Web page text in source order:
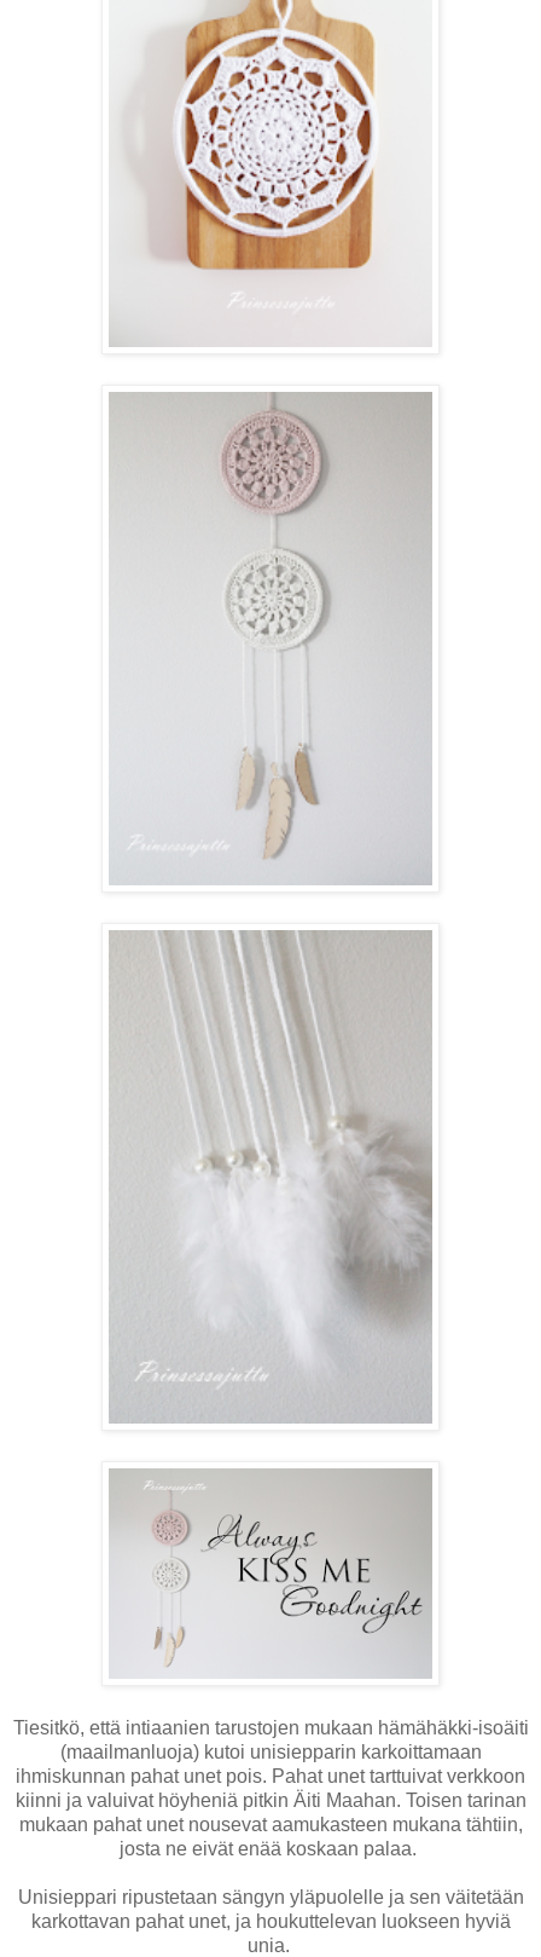
Tiesitkö, että intiaanien tarustojen mukaan hämähäkki-isoäiti
(maailmanluoja) kutoi unisiepparin karkoittamaan
ihmiskunnan pahat unet pois. Pahat unet tarttuivat verkkoon
kiinni ja valuivat höyheniä pitkin Äiti Maahan. Toisen tarinan
mukaan pahat unet nousevat aamukasteen mukana tähtiin,
josta ne eivät enää koskaan palaa.
Unisieppari ripustetaan sängyn yläpuolelle ja sen väitetään
karkottavan pahat unet, ja houkuttelevan luokseen hyviä
unia.